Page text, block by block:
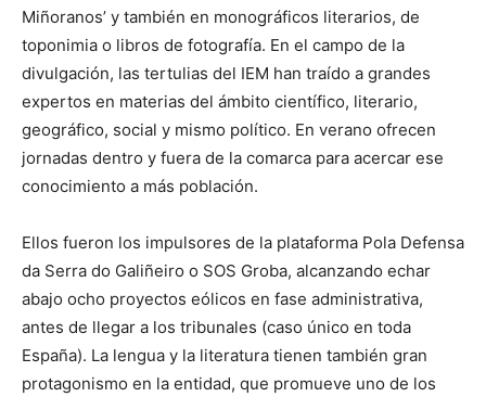
Miñoranos’ y también en monográficos literarios, de
toponimia o libros de fotografía. En el campo de la
divulgación, las tertulias del IEM han traído a grandes
expertos en materias del ámbito científico, literario,
geográfico, social y mismo político. En verano ofrecen
jornadas dentro y fuera de la comarca para acercar ese
conocimiento a más población.
Ellos fueron los impulsores de la plataforma Pola Defensa
da Serra do Galiñeiro o SOS Groba, alcanzando echar
abajo ocho proyectos eólicos en fase administrativa,
antes de llegar a los tribunales (caso único en toda
España). La lengua y la literatura tienen también gran
protagonismo en la entidad, que promueve uno de los